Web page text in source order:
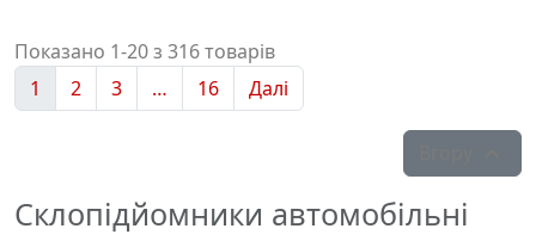
Показано 1-20 з 316 товарів
1
2 3 … 16 Далі
Склопідйомники автомобільні